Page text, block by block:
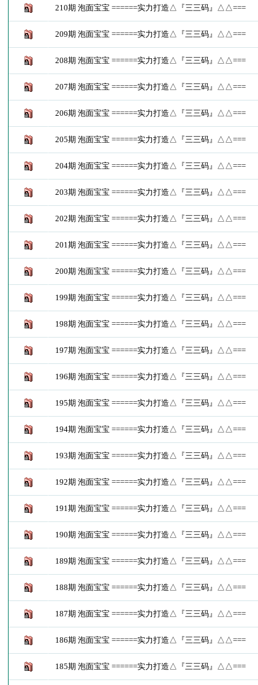
210期 泡面宝宝 ======实力打造△『三三码』△△===
209期 泡面宝宝 ======实力打造△『三三码』△△===
208期 泡面宝宝 ======实力打造△『三三码』△△===
207期 泡面宝宝 ======实力打造△『三三码』△△===
206期 泡面宝宝 ======实力打造△『三三码』△△===
205期 泡面宝宝 ======实力打造△『三三码』△△===
204期 泡面宝宝 ======实力打造△『三三码』△△===
203期 泡面宝宝 ======实力打造△『三三码』△△===
202期 泡面宝宝 ======实力打造△『三三码』△△===
201期 泡面宝宝 ======实力打造△『三三码』△△===
200期 泡面宝宝 ======实力打造△『三三码』△△===
199期 泡面宝宝 ======实力打造△『三三码』△△===
198期 泡面宝宝 ======实力打造△『三三码』△△===
197期 泡面宝宝 ======实力打造△『三三码』△△===
196期 泡面宝宝 ======实力打造△『三三码』△△===
195期 泡面宝宝 ======实力打造△『三三码』△△===
194期 泡面宝宝 ======实力打造△『三三码』△△===
193期 泡面宝宝 ======实力打造△『三三码』△△===
192期 泡面宝宝 ======实力打造△『三三码』△△===
191期 泡面宝宝 ======实力打造△『三三码』△△===
190期 泡面宝宝 ======实力打造△『三三码』△△===
189期 泡面宝宝 ======实力打造△『三三码』△△===
188期 泡面宝宝 ======实力打造△『三三码』△△===
187期 泡面宝宝 ======实力打造△『三三码』△△===
186期 泡面宝宝 ======实力打造△『三三码』△△===
185期 泡面宝宝 ======实力打造△『三三码』△△===